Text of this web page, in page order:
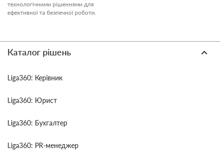
технологічними рішеннями для
ефективної та безпечної роботи.
Каталог рішень
Liga360: Керівник
Liga360: Юрист
Liga360: Бухгалтер
Liga360: PR-менеджер